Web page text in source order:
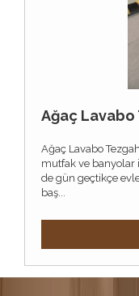
Ağaç Lavabo
Ağaç Lavabo
mutfak ve
de gün geçtikçe
baş...